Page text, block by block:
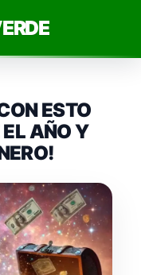
ESTO
AÑO Y